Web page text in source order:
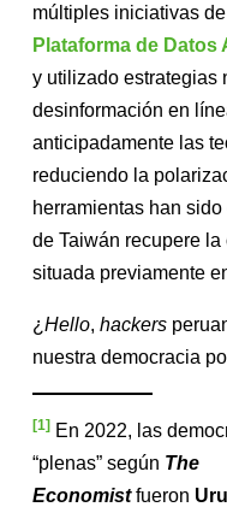
múltiples iniciativas
Plataforma de Datos
y utilizado estrategias
desinformación en
anticipadamente las
reduciendo la
herramientas han
de Taiwán recupere
situada previamente
¿ Hello, hackers
nuestra democracia
[1]En 2022, las
“plenas” según The
Economistfueron